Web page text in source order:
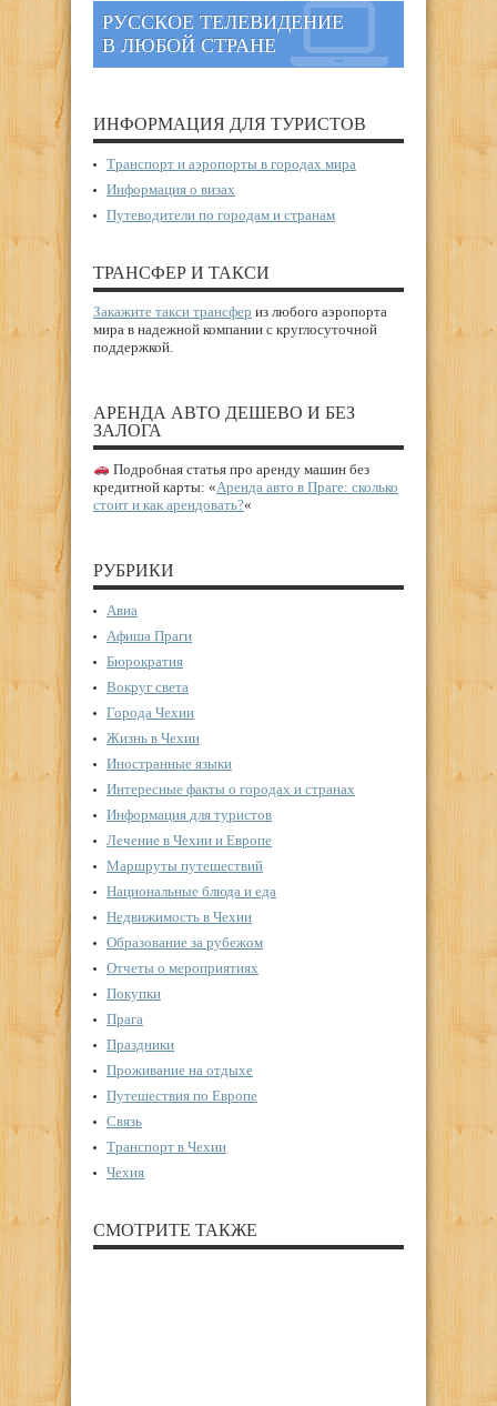
РУССКОЕ ТЕЛЕВИДЕНИЕ
В ЛЮБОЙ СТРАНЕ
ИНФОРМАЦИЯ ДЛЯ ТУРИСТОВ
Транспорт и аэропорты в городах мира
Информация о визах
Путеводители по городам и странам
ТРАНСФЕР И ТАКСИ
Закажите такси трансфер из любого аэропорта
мира в надежной компании с круглосуточной
поддержкой.
АРЕНДА АВТО ДЕШЕВО И БЕЗ
ЗАЛОГА
Подробная статья про аренду машин без
кредитной карты: «Аренда авто в Праге: сколько
стоит и как арендовать?«
РУБРИКИ
Авиа
Афиша Праги
Бюрократия
Вокруг света
Города Чехии
Жизнь в Чехии
Иностранные языки
Интересные факты о городах и странах
Информация для туристов
Лечение в Чехии и Европе
Маршруты путешествий
Национальные блюда и еда
Недвижимость в Чехии
Образование за рубежом
Отчеты о мероприятиях
Покупки
Прага
Праздники
Проживание на отдыхе
Путешествия по Европе
Связь
Транспорт в Чехии
Чехия
СМОТРИТЕ ТАКЖЕ